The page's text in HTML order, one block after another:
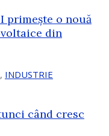
primește o nouă
din
, INDUSTRIE
când cresc